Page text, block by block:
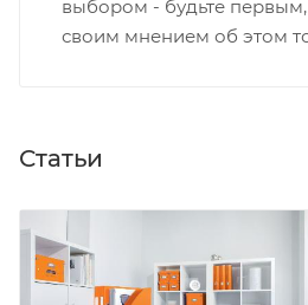
выбором - будьте первым,
своим мнением об этом
Статьи